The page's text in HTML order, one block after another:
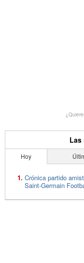
Las
Hoy
Crónica partido
Saint-Germain